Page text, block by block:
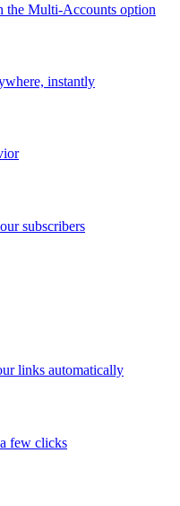
the Multi-Accounts option
instantly
subscribers
links automatically
few clicks